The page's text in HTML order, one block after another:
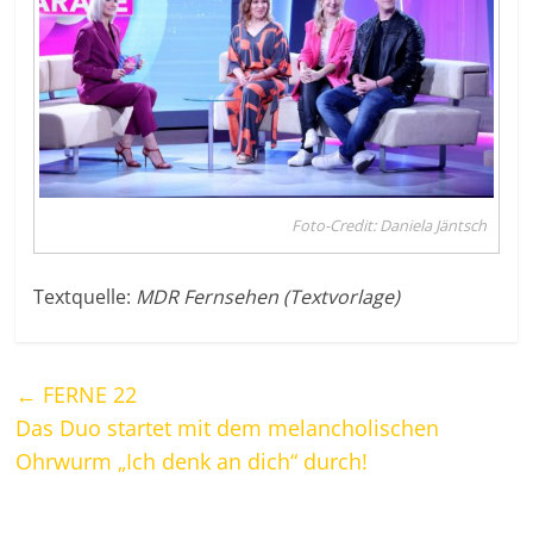
Foto-Credit: Daniela Jäntsch
Textquelle: MDR Fernsehen (Textvorlage)
← FERNE 22
Das Duo startet mit dem melancholischen
Ohrwurm „Ich denk an dich“ durch!